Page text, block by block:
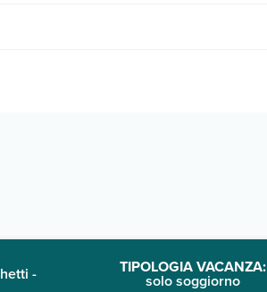
- TIPOLOGIA VACANZA:
solo soggiorno